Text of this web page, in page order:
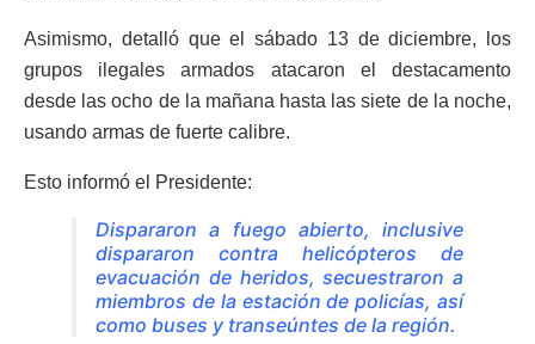
Asimismo, detalló que el sábado 13 de diciembre, los
grupos ilegales armados atacaron el destacamento
desde las ocho de la mañana hasta las siete de la noche,
usando armas de fuerte calibre.
Esto informó el Presidente:
Dispararon a fuego abierto, inclusive
dispararon contra helicópteros de
evacuación de heridos, secuestraron a
miembros de la estación de policías, así
como buses y transeúntes de la región.